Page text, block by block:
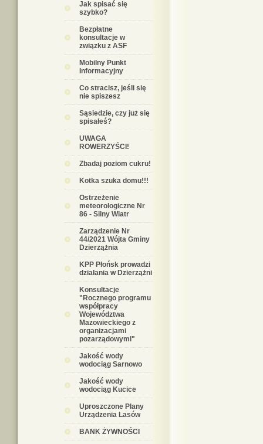
Jak spisać się
szybko?
Bezpłatne
konsultacje w
związku z ASF
Mobilny Punkt
Informacyjny
Co stracisz, jeśli się
nie spiszesz
Sąsiedzie, czy już się
spisałeś?
UWAGA
ROWERZYŚCI!
Zbadaj poziom cukru!
Kotka szuka domu!!!
Ostrzeżenie
meteorologiczne Nr
86 - Silny Wiatr
Zarządzenie Nr
44/2021 Wójta Gminy
Dzierzążnia
KPP Płońsk prowadzi
działania w Dzierzążni
Konsultacje
"Rocznego programu
współpracy
Województwa
Mazowieckiego z
organizacjami
pozarządowymi"
Jakość wody
wodociąg Sarnowo
Jakość wody
wodociąg Kucice
Uproszczone Plany
Urządzenia Lasów
BANK ŻYWNOŚCI